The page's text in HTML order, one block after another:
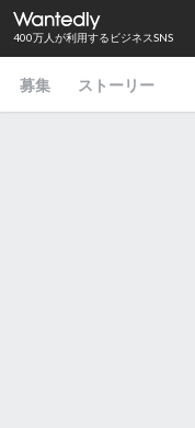
400万人が利用するビジネスSNS
募集 ストーリー